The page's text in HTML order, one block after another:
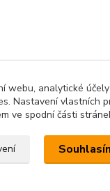
webu, analytické
Nastavení vlastních
ve spodní části